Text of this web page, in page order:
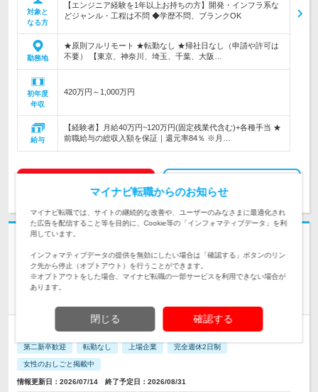
対象と
なる方
【エンジニア経験を1年以上お持ちの方】開発・インフラ系な
どジャンル・工程は不問 ◆学歴不問、ブランクOK
勤務地
★原則フルリモート ★転勤なし ★帰社日なし（申請や許可は
不要） 【東京、神奈川、埼玉、千葉、大阪…
初年度
年収
420万円～1,000万円
給与
【経験者】月給40万円~120万円(固定残業代含む)+各種手当 ★
前職給与の総収入額を保証｜還元率84％ ※月…
求人詳細を見る 気になる
志望動機・自己PR不要
ジャパニアス株式会社 | 年間休日128日｜残業月平均12h｜土日祝休み｜産
育休取得実績あり
＜前給保証＞上場企業で理想のキャリアへ【インフラエンジニ
リモートワーク可
第二新卒歓迎 転勤なし 上場企業 完全週休2日制
女性のおしごと掲載中
情報更新日：2026/07/14 終了予定日：2026/08/31
マイナビ転職からのお知らせ
マイナビ転職では、サイトの継続的な改善や、ユーザーのみなさまに最適化され
た広告を配信すること等を目的に、Cookie等の「インフォマティブデータ」を利
用しています。
インフォマティブデータの提供を無効にしたい場合は「確認する」ボタンのリン
ク先から停止（オプトアウト）を行うことができます。
※オプトアウトをした場合、マイナビ転職の一部サービスを利用できない場合が
あります。
閉じる 確認する